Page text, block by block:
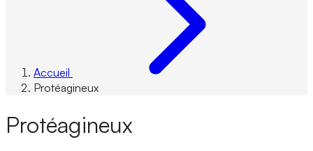
Accueil
Protéagineux
Protéagineux